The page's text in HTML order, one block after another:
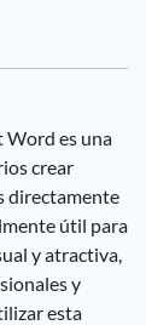
Word es una
crear
directamente
útil para
y atractiva,
y
esta